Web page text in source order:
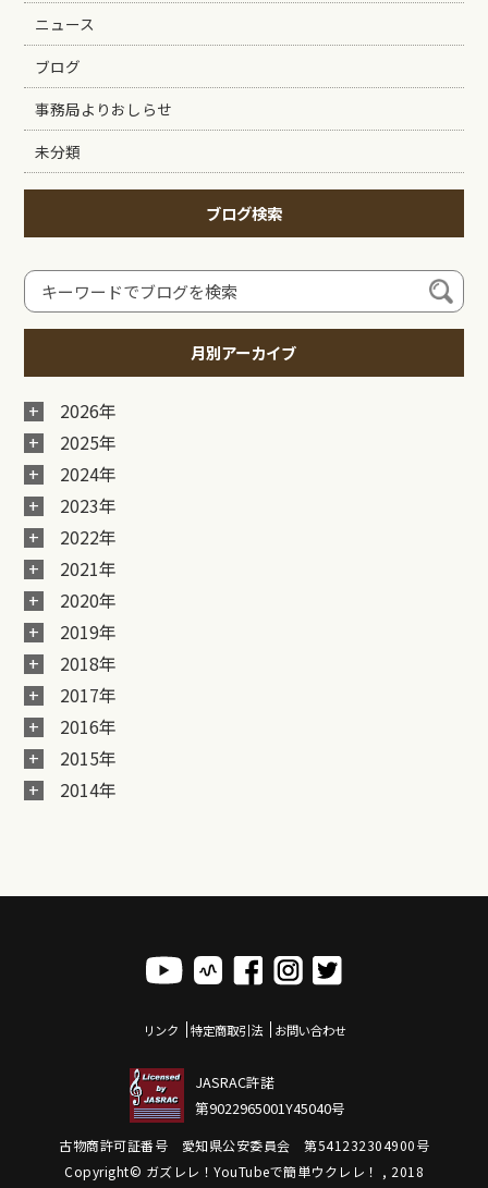
ニュース
ブログ
事務局よりおしらせ
未分類
ブログ検索
月別アーカイブ
2026年
2025年
2024年
2023年
2022年
2021年
2020年
2019年
2018年
2017年
2016年
2015年
2014年
リンク 特定商取引法 お問い合わせ
JASRAC許諾
第9022965001Y45040号
古物商許可証番号 愛知県公安委員会 第541232304900号
Copyright© ガズレレ！YouTubeで簡単ウクレレ！ , 2018